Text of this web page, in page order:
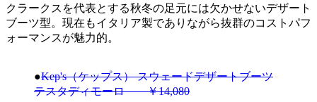
クラークスを代表とする秋冬の足元には欠かせないデザート
ブーツ型。現在もイタリア製でありながら抜群のコストパフ
ォーマンスが魅力的。ㅤㅤㅤㅤㅤㅤㅤ
●Kep's（ケップス） スウェードデザートブーツ
テスタディモーロ ￥14,080